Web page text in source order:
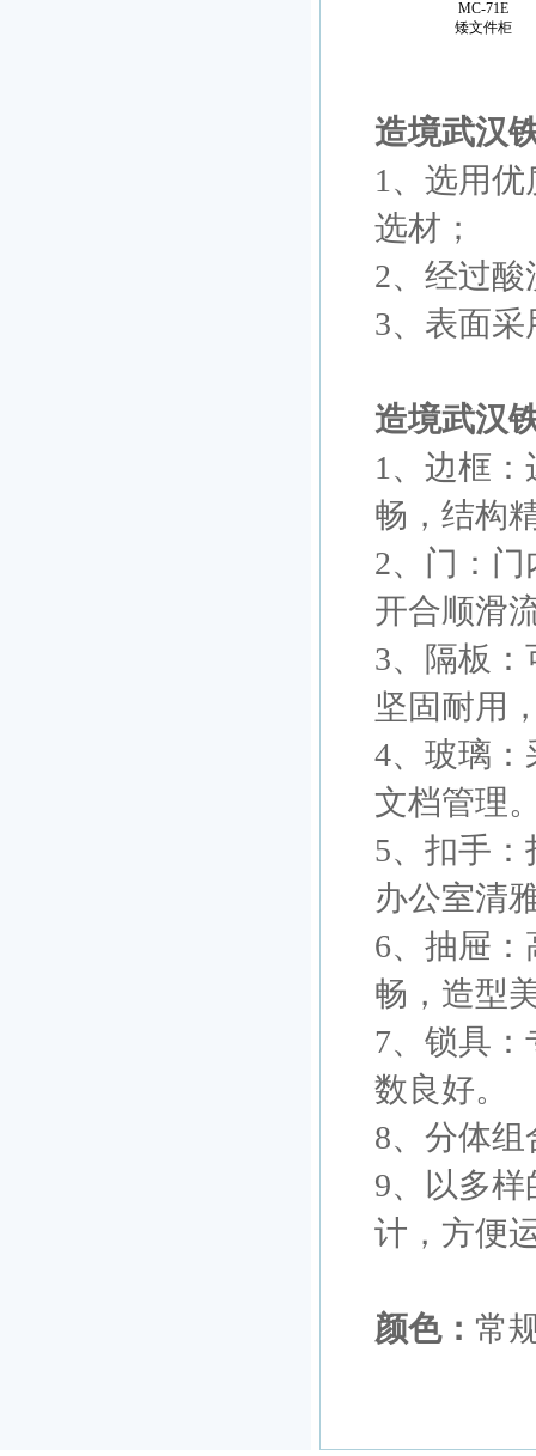
MC-71E
矮文件柜
造境武汉
1、选用
选材；
2、经过
3、表面
造境武汉
1、边框
畅，结构
2、门：
开合顺滑
3、隔板
坚固耐用
4、玻璃
文档管理
5、扣手
办公室清
6、抽屉
畅，造型
7、锁具
数良好。
8、分体
9、以多
计，方便
颜色： 常